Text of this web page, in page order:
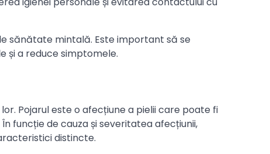
sănătate mintală. Este important să se
și a reduce simptomele.
Pojarul este o afecțiune a pielii care poate fi
funcție de cauza și severitatea afecțiunii,
distincte.